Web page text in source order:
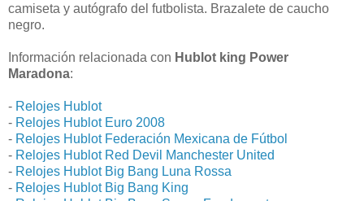
camiseta y autógrafo del futbolista. Brazalete de caucho
negro.
Información relacionada con Hublot king Power
Maradona:
- Relojes Hublot
- Relojes Hublot Euro 2008
- Relojes Hublot Federación Mexicana de Fútbol
- Relojes Hublot Red Devil Manchester United
- Relojes Hublot Big Bang Luna Rossa
- Relojes Hublot Big Bang King